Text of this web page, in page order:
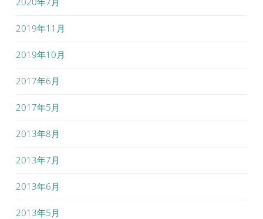
2019年11月
2019年10月
2017年6月
2017年5月
2013年8月
2013年7月
2013年6月
2013年5月